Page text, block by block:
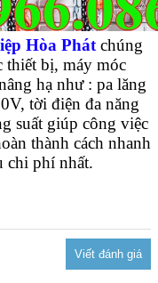
Hòa Phát chúng
thiết bị, máy móc
hạ như : pa lăng
tời điện đa năng
suất giúp công việc
thành cách nhanh
chi phí nhất.